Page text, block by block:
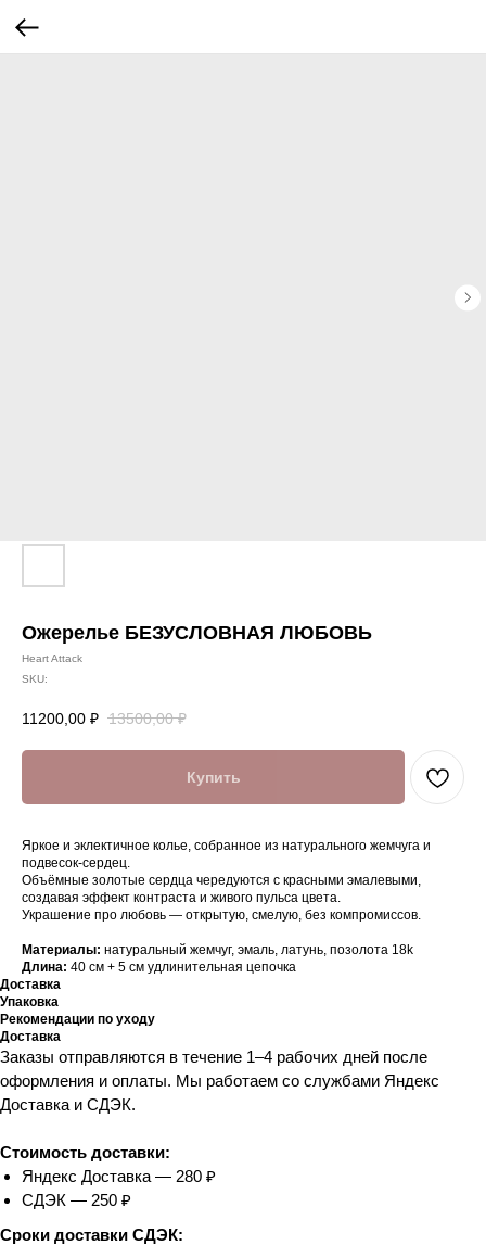
Ожерелье БЕЗУСЛОВНАЯ ЛЮБОВЬ
Heart Attack
SKU:
11200,00 ₽ 13500,00 ₽
Купить
Яркое и эклектичное колье, собранное из натурального жемчуга и
подвесок-сердец.
Объёмные золотые сердца чередуются с красными эмалевыми,
создавая эффект контраста и живого пульса цвета.
Украшение про любовь — открытую, смелую, без компромиссов.
Материалы: натуральный жемчуг, эмаль, латунь, позолота 18k
Длина: 40 см + 5 см удлинительная цепочка
Доставка
Упаковка
Рекомендации по уходу
Доставка
Заказы отправляются в течение 1–4 рабочих дней после
оформления и оплаты. Мы работаем со службами Яндекс
Доставка и СДЭК.
Стоимость доставки:
Яндекс Доставка — 280 ₽
СДЭК — 250 ₽
Сроки доставки СДЭК: